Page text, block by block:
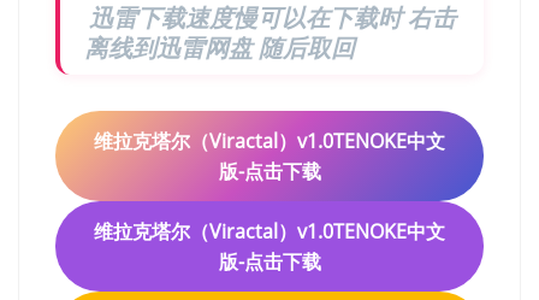
迅雷下载速度慢可以在下载时 右击
离线到迅雷网盘 随后取回
维拉克塔尔（Viractal）v1.0TENOKE中文
版-点击下载
维拉克塔尔（Viractal）v1.0TENOKE中文
版-点击下载